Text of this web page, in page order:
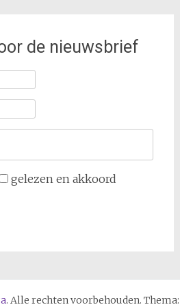
de nieuwsbrief
gelezen en akkoord
. Alle rechten voorbehouden. Thema: